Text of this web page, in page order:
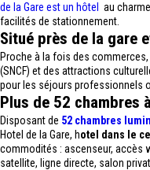
de la Gare est un hôtel
au
facilités de stationnement.
Situé près de la gare
Proche à la fois des
(SNCF) et des attractions
pour les séjours professionnels
Plus de 52 chambres
Disposant de 52 chambres
Hotel de la Gare, hotel dans le
commodités : ascenseur, accès
satellite, ligne directe, salon